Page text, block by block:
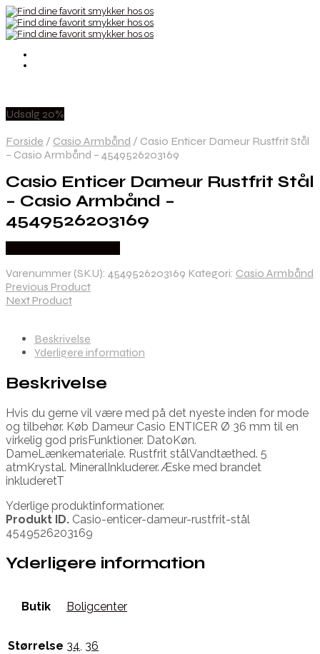
Udsalg 20%
Forside / Casio Armbånd / Casio Enticer Dameur Rustfrit Stål
– Casio Armbånd – 4549526203169
Casio Enticer Dameur Rustfrit Stål
– Casio Armbånd –
4549526203169
Varenummer (SKU): 4549526203169 Kategori: Casio Armbånd
Previous Product
Next Product
Beskrivelse
Yderligere information
Beskrivelse
Hvis du gerne vil være med på det nyeste inden for mode
og tilbehør. Køb Dameur Casio ENTICER Ø 36 mm til en
virkelig god prisFunktioner. DatoKøn.
DameLænkemateriale. Rustfrit stålVandtæthed. 5
atmKrystal. MineralInkluderer. Æske med brandet
inkluderetT
Yderlige produktinformationer.
Produkt ID. Casio-enticer-dameur-rustfrit-stål
4549526203169
Yderligere information
Butik Boligcenter
Størrelse 34, 36